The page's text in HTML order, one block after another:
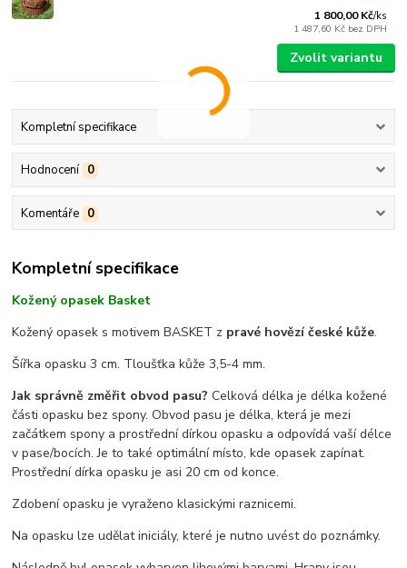
1 800,00 Kč/ks
1 487,60 Kč bez DPH
Zvolit variantu
Kompletní specifikace
Hodnocení 0
Komentáře 0
Kompletní specifikace
Kožený opasek Basket
Kožený opasek s motivem BASKET z pravé hovězí české kůže.
Šířka opasku 3 cm. Tloušťka kůže 3,5-4 mm.
Jak správně změřit obvod pasu?Celková délka je délka kožené
části opasku bez spony. Obvod pasu je délka, která je mezi
začátkem spony a prostřední dírkou opasku a odpovídá vaší délce
v pase/bocích. Je to také optimální místo, kde opasek zapínat.
Prostřední dírka opasku je asi 20 cm od konce.
Zdobení opasku je vyraženo klasickými raznicemi.
Na opasku lze udělat iniciály, které je nutno uvést do poznámky.